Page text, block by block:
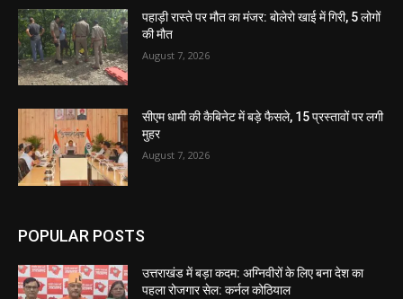
पहाड़ी रास्ते पर मौत का मंजर: बोलेरो खाई में गिरी, 5 लोगों
की मौत
August 7, 2026
सीएम धामी की कैबिनेट में बड़े फैसले, 15 प्रस्तावों पर लगी
मुहर
August 7, 2026
POPULAR POSTS
उत्तराखंड में बड़ा कदम: अग्निवीरों के लिए बना देश का
पहला रोजगार सेल: कर्नल कोठियाल